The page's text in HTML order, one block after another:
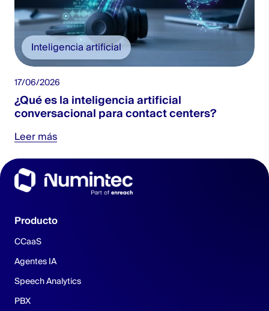
Inteligencia artificial
17/06/2026
¿Qué es la inteligencia artificial
conversacional para contact centers?
Leer más
Producto
CCaaS
Agentes IA
Speech Analytics
PBX